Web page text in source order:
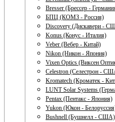
Bresser (Брессер -
БПЦ (КОМЗ - Россия)
Discovery (Дискавери -
Konus (Конус - Италия)
Veber (Вебер - Китай)
Nikon (Никон - Япония)
Vixen Optics (Виксен
Celestron (Селестрон -
Kromatech (Кроматек -
LUNT Solar Systems
Pentax (Пентакс - Япония)
Yukon (Юкон -
Bushnell (Бушнелл - США)